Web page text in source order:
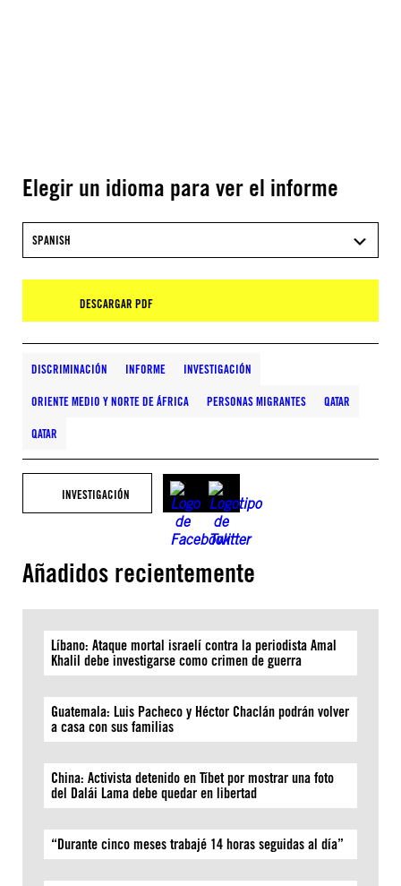
Elegir un idioma para ver el informe
SPANISH
DESCARGAR PDF
DISCRIMINACIÓN INFORME INVESTIGACIÓN
ORIENTE MEDIO Y NORTE DE ÁFRICA PERSONAS MIGRANTES QATAR
QATAR
INVESTIGACIÓN
Añadidos recientemente
Líbano: Ataque mortal israelí contra la periodista Amal
Khalil debe investigarse como crimen de guerra
Guatemala: Luis Pacheco y Héctor Chaclán podrán volver
a casa con sus familias
China: Activista detenido en Tíbet por mostrar una foto
del Dalái Lama debe quedar en libertad
“Durante cinco meses trabajé 14 horas seguidas al día”